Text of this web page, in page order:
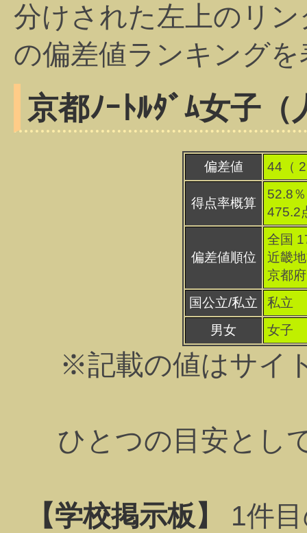
分けされた左上のリ
の偏差値ランキング
京都ﾉｰﾄﾙﾀﾞﾑ女子（
偏差値 44（ 2
得点率概算
52.8％
475.2
偏差値順位
全国
近畿
京都
国公立/私立
私立
男女
女子
※記載の値はサイ
ひとつの目安とし
【学校掲示板】 1件